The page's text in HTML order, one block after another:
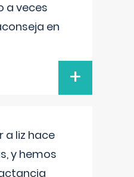
a veces
en
+
a liz hace
y hemos